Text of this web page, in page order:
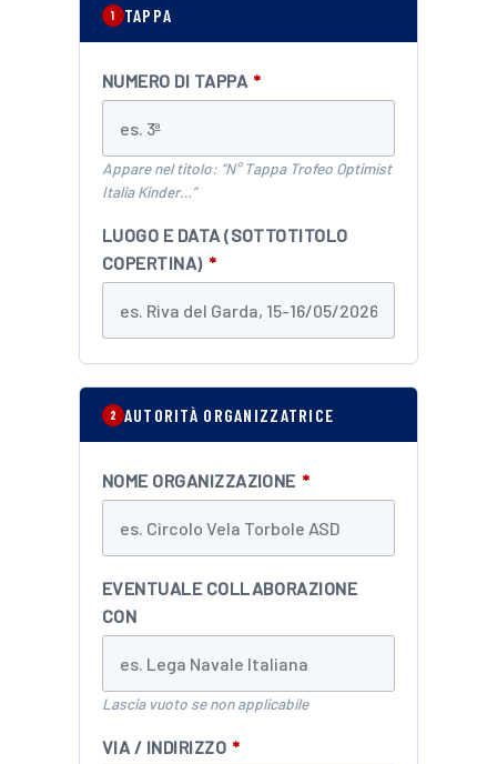
1 TAPPA
NUMERO DI TAPPA *
Appare nel titolo: “N° Tappa Trofeo Optimist
Italia Kinder…”
LUOGO E DATA (SOTTOTITOLO
COPERTINA) *
2 AUTORITÀ ORGANIZZATRICE
NOME ORGANIZZAZIONE *
EVENTUALE COLLABORAZIONE
CON
Lascia vuoto se non applicabile
VIA / INDIRIZZO *